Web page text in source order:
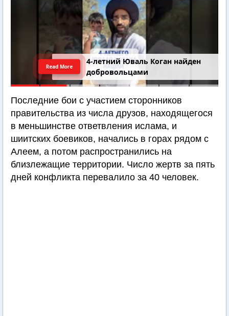
Последний шанс Ирана. Теракт в
Самарии // Новости Израиля.
Шарп. Финкель. Дубнов
Read More
Последние бои с участием сторонников
правительства из числа друзов, находящегося
в меньшинстве ответвления ислама, и
шиитских боевиков, начались в горах рядом с
Алеем, а потом распространились на
близлежащие территории. Число жертв за пять
дней конфликта перевалило за 40 человек.